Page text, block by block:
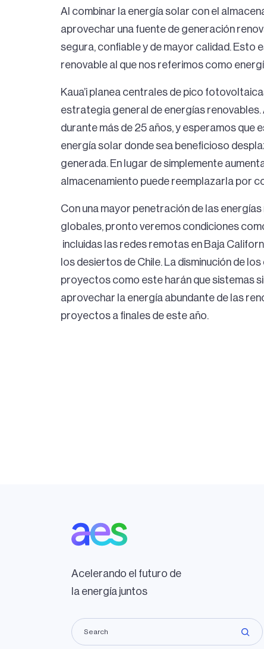
Al combinar la energía solar con el
aprovechar una fuente de generación
segura, confiable y de mayor calidad. Esto
renovable al que nos referimos como
Kaua’i planea centrales de pico
estrategia general de energías renovables.
durante más de 25 años, y esperamos
energía solar donde sea beneficioso
generada. En lugar de simplemente
almacenamiento puede reemplazarla por
Con una mayor penetración de las
globales, pronto veremos condiciones
incluidas las redes remotas en Baja
los desiertos de Chile. La disminución de
proyectos como este harán que sistemas
aprovechar la energía abundante de las
proyectos a finales de este año.
Acelerando el futuro de
la energía juntos